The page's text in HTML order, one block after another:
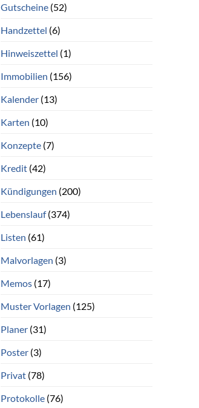
Gutscheine(52)
Handzettel (6)
Hinweiszettel (1)
Immobilien (156)
Kalender(13)
Karten (10)
Konzepte(7)
Kredit(42)
Kündigungen (200)
Lebenslauf(374)
Listen (61)
Malvorlagen (3)
Memos(17)
Muster Vorlagen (125)
Planer(31)
Poster(3)
Privat(78)
Protokolle(76)